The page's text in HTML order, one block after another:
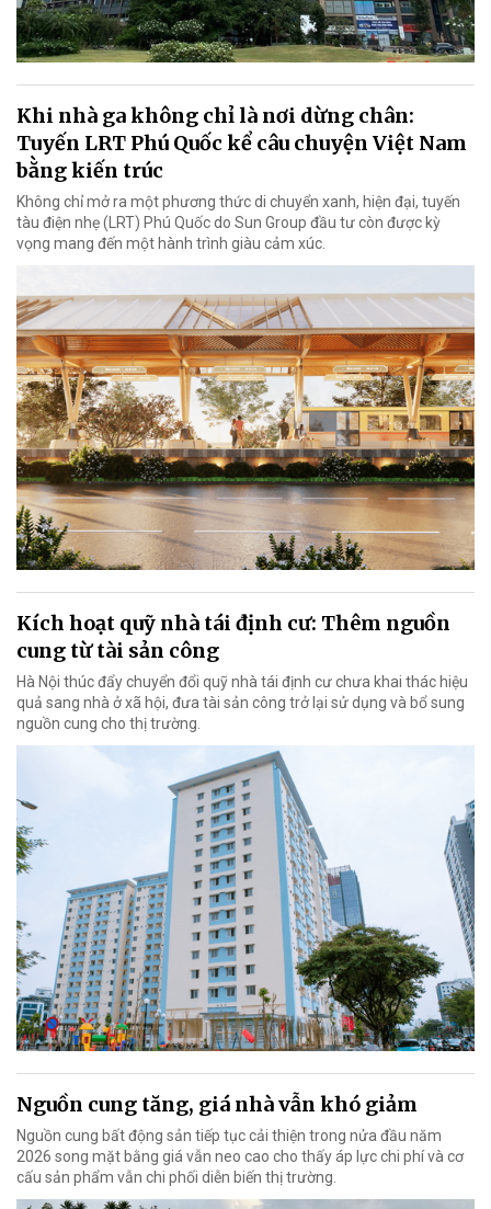
Khi nhà ga không chỉ là nơi dừng chân:
Tuyến LRT Phú Quốc kể câu chuyện Việt Nam
bằng kiến trúc
Không chỉ mở ra một phương thức di chuyển xanh, hiện đại, tuyến
tàu điện nhẹ (LRT) Phú Quốc do Sun Group đầu tư còn được kỳ
vọng mang đến một hành trình giàu cảm xúc.
Kích hoạt quỹ nhà tái định cư: Thêm nguồn
cung từ tài sản công
Hà Nội thúc đẩy chuyển đổi quỹ nhà tái định cư chưa khai thác hiệu
quả sang nhà ở xã hội, đưa tài sản công trở lại sử dụng và bổ sung
nguồn cung cho thị trường.
Nguồn cung tăng, giá nhà vẫn khó giảm
Nguồn cung bất động sản tiếp tục cải thiện trong nửa đầu năm
2026 song mặt bằng giá vẫn neo cao cho thấy áp lực chi phí và cơ
cấu sản phẩm vẫn chi phối diễn biến thị trường.